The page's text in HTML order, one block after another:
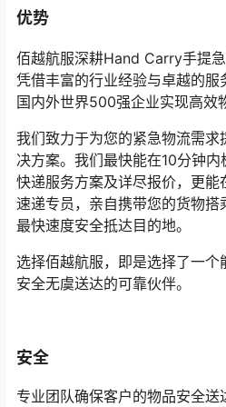
优势
佰越航服深耕Hand Carry手提急
凭借丰富的行业经验与卓越的服
国内外世界500强企业实现高效
我们致力于为您的紧急物流需
决方案。我们最快能在10分钟
快递服务方案及详尽报价，更能
速递专员，亲自携带您的货物搭
最快速度安全抵达目的地。
选择佰越航服，即是选择了一
安全无虞送达的可靠伙伴。
安全
专业团队确保客户的物品安全送